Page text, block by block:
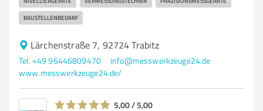
BAUSTELLENBEDARF
Lärchenstraße 7, 92724 Trabitz
Tel. +49 96446809470
info@messwerkzeuge24.de
www.messwerkzeuge24.de/
5,00 / 5,00